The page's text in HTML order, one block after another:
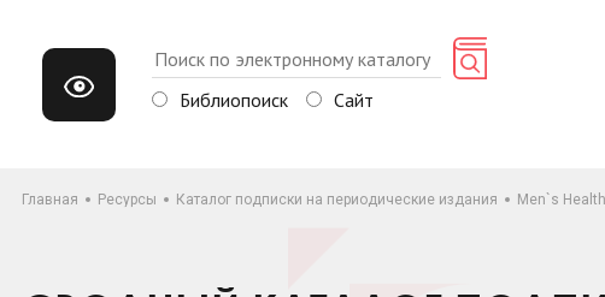
Библиопоиск Сайт
Главная Ресурсы Каталог подписки на периодические издания Men`s